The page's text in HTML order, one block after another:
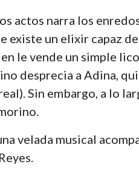
actos narra los
existe un elixir capaz
le vende un simple
desprecia a Adina,
Sin embargo, a lo
velada musical